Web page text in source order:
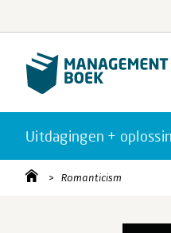
Uitdagingen +
Romanticism